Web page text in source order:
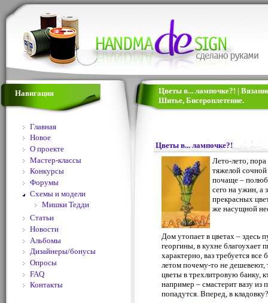
Навигация
Главная
Новое
О проекте
Мастер-классы
Конкурсы
Форумы
Схемы и модели
Мишки Тедди
Статьи
Новости
Альбомы
Дизайнеры/бонусы
Опросы
FAQ
Контакты
Цветы в... лампочке?! |
Шитье, Бисероплетение.
Цветы в... лампочке?!
Лето-лето,
тяжелой
почаще –
сего на ужин, а
прекрасных
же насущной
Дом утопает в цветах – здесь
георгины, в кухне благоухает
характерно, ваз требуется
летом почему-то не дешевеют,
цветы в трехлитровую банку,
например – смастерит вазу из
попадутся. Вперед, в кладовку?